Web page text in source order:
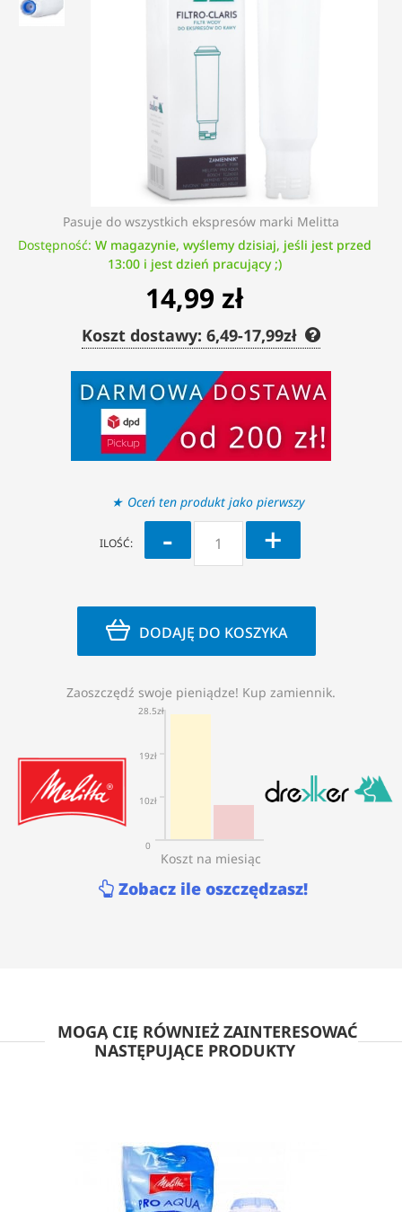
Pasuje do wszystkich ekspresów marki Melitta
Dostępność: W magazynie, wyślemy dzisiaj, jeśli jest przed
13:00 i jest dzień pracujący ;)
14,99 zł
Koszt dostawy: 6,49-17,99zł
Oceń ten produkt jako pierwszy
ILOŚĆ: - +
DODAJĘ DO KOSZYKA
Zaoszczędź swoje pieniądze! Kup zamiennik.
28.5zł
19zł
10zł
0
Koszt na miesiąc
Zobacz ile oszczędzasz!
MOGĄ CIĘ RÓWNIEŻ ZAINTERESOWAĆ
NASTĘPUJĄCE PRODUKTY